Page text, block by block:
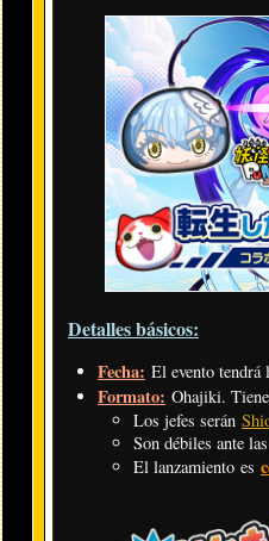
Detalles básicos:
Fecha: El evento tendrá
Formato: Ohajiki.
Los jefes serán
Son débiles ante
El lanzamiento es